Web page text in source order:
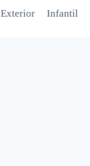
Exterior Infantil